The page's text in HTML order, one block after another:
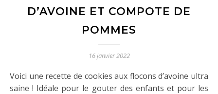
D’AVOINE ET COMPOTE DE
POMMES
16 janvier 2022
Voici une recette de cookies aux flocons d’avoine ultra
saine ! Idéale pour le gouter des enfants et pour les